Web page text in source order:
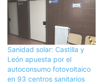
Sanidad solar: Castilla y
León apuesta por el
autoconsumo fotovoltaico
en 93 centros sanitarios